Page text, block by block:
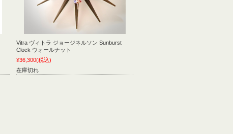
Vitra ヴィトラ ジョージネルソン Sunburst
Clock ウォールナット
¥36,300(税込)
在庫切れ